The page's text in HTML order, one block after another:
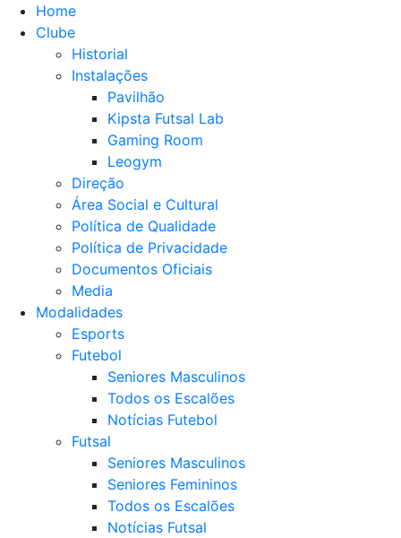
Home
Clube
Historial
Instalações
Pavilhão
Kipsta Futsal Lab
Gaming Room
Leogym
Direção
Área Social e Cultural
Política de Qualidade
Política de Privacidade
Documentos Oficiais
Media
Modalidades
Esports
Futebol
Seniores Masculinos
Todos os Escalões
Notícias Futebol
Futsal
Seniores Masculinos
Seniores Femininos
Todos os Escalões
Notícias Futsal